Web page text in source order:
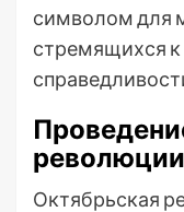
символом для
стремящихся
революции
Октябрьская